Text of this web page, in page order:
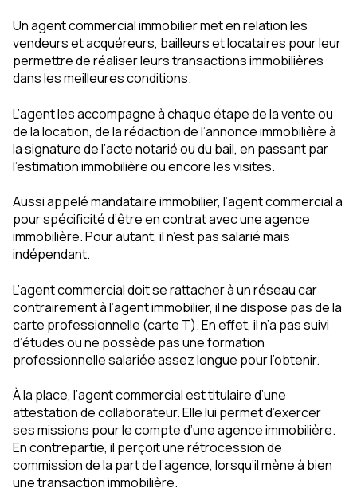
Un agent commercial immobilier met en relation les
vendeurs et acquéreurs, bailleurs et locataires pour leur
permettre de réaliser leurs transactions immobilières
dans les meilleures conditions.
L’agent les accompagne à chaque étape de la vente ou
de la location, de la rédaction de l’annonce immobilière à
la signature de l’acte notarié ou du bail, en passant par
l’estimation immobilière ou encore les visites.
Aussi appelé mandataire immobilier, l’agent commercial a
pour spécificité d’être en contrat avec une agence
immobilière. Pour autant, il n’est pas salarié mais
indépendant.
L’agent commercial doit se rattacher à un réseau car
contrairement à l’agent immobilier, il ne dispose pas de la
carte professionnelle (carte T). En effet, il n’a pas suivi
d’études ou ne possède pas une formation
professionnelle salariée assez longue pour l’obtenir.
À la place, l’agent commercial est titulaire d’une
attestation de collaborateur. Elle lui permet d’exercer
ses missions pour le compte d’une agence immobilière.
En contrepartie, il perçoit une rétrocession de
commission de la part de l’agence, lorsqu’il mène à bien
une transaction immobilière.